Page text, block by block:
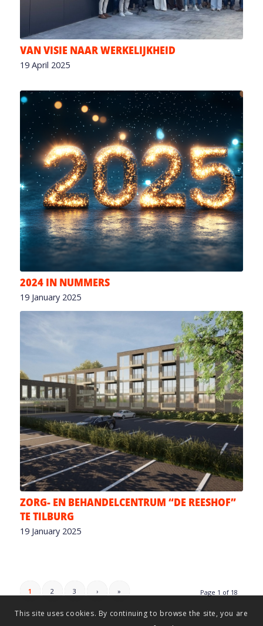
VAN VISIE NAAR WERKELIJKHEID
19 April 2025
2024 IN NUMMERS
19 January 2025
ZORG- EN BEHANDELCENTRUM “DE REESHOF”
TE TILBURG
19 January 2025
Page 1 of 18
1 2 3 › »
This site uses cookies. By continuing to browse the site, you are